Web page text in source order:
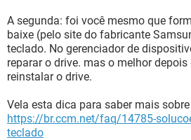
A segunda: foi você mesmo que
baixe (pelo site do fabricante
teclado. No gerenciador de
reparar o drive. mas o melhor
reinstalar o drive.
Vela esta dica para saber mais
https://br.ccm.net/faq/14785-
teclado